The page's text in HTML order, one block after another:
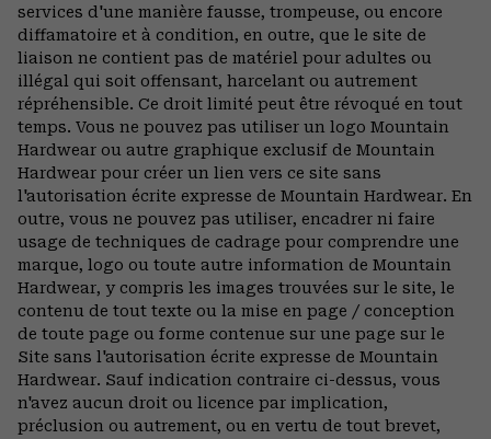
services d'une manière fausse, trompeuse, ou encore
diffamatoire et à condition, en outre, que le site de
liaison ne contient pas de matériel pour adultes ou
illégal qui soit offensant, harcelant ou autrement
répréhensible. Ce droit limité peut être révoqué en tout
temps. Vous ne pouvez pas utiliser un logo Mountain
Hardwear ou autre graphique exclusif de Mountain
Hardwear pour créer un lien vers ce site sans
l'autorisation écrite expresse de Mountain Hardwear. En
outre, vous ne pouvez pas utiliser, encadrer ni faire
usage de techniques de cadrage pour comprendre une
marque, logo ou toute autre information de Mountain
Hardwear, y compris les images trouvées sur le site, le
contenu de tout texte ou la mise en page / conception
de toute page ou forme contenue sur une page sur le
Site sans l'autorisation écrite expresse de Mountain
Hardwear. Sauf indication contraire ci-dessus, vous
n'avez aucun droit ou licence par implication,
préclusion ou autrement, ou en vertu de tout brevet,